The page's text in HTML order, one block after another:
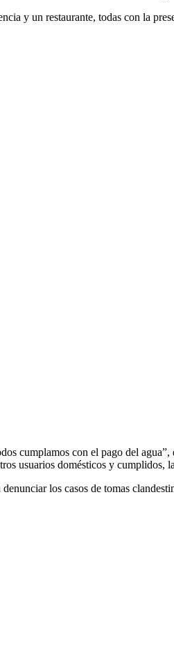
y un restaurante, todas con la
cumplamos con el pago del
usuarios domésticos y cumplidos,
los casos de tomas